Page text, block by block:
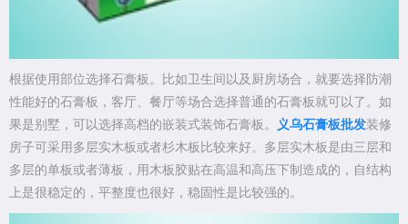
根据使用部位选择石膏板。比如卫生间以及厨房场合，就要选择防潮
性能好的石膏板，客厅、餐厅等场合选择普通的石膏板就可以了。如
果是别墅，可以选择高档的嵌装式装饰石膏板。
义乌石膏板批发装修
房子可采用多层实木板或者杉木板比较来好。多层实木板是由三层和
多层的单板或者薄板，用木板胶贴在高温和高压下制造成的，自结构
上是很稳定的，平整度也很好，稳固性是比较强的。